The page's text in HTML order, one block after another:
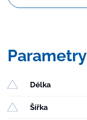
Parametry
Délka
Šířka